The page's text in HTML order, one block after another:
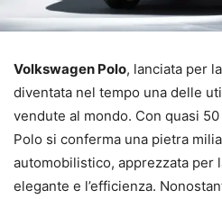
Volkswagen Polo, lanciata per
diventata nel tempo una delle
vendute al mondo. Con quasi
Polo si conferma una pietra
automobilistico, apprezzata per
elegante e l’efficienza.